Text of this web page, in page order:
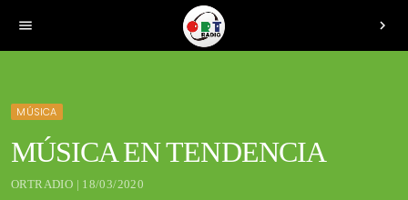
menu chevron_right
MÚSICA
MÚSICA EN TENDENCIA
ORTRADIO | 18/03/2020